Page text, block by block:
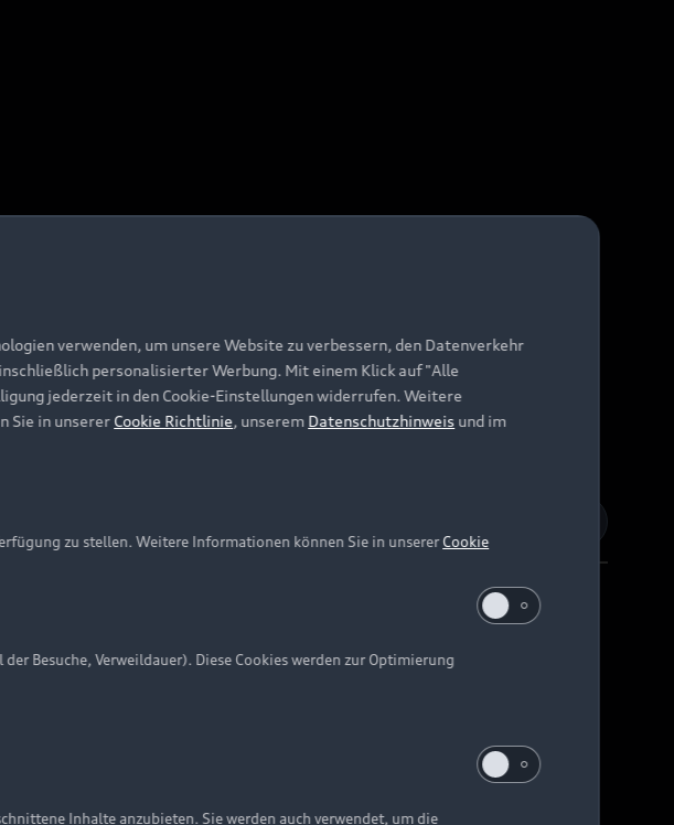
Cookie-Richtlinie Barrierefreiheit Digital Services Act
auf dieser Webseite kann abweichen.
verwenden, um unsere Website zu verbessern, den Datenverkehr
personalisierter Werbung. Mit einem Klick auf "Alle
jederzeit in den Cookie-Einstellungen widerrufen. Weitere
Sie in unserer Cookie Richtlinie, unserem Datenschutzhinweis und im
zu stellen. Weitere Informationen können Sie in unsererCookie
Besuche, Verweildauer). Diese Cookies werden zur Optimierung
Inhalte anzubieten. Sie werden auch verwendet, um die